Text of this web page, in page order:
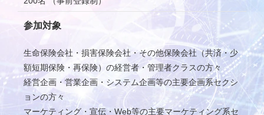
参加対象
生命保険会社・損害保険会社・その他保険会社（共済・少
額短期保険・再保険）の経営者・管理者クラスの方々
経営企画・営業企画・システム企画等の主要企画系セクシ
ョンの方々
マーケティング・宣伝・Web等の主要マーケティング系セ